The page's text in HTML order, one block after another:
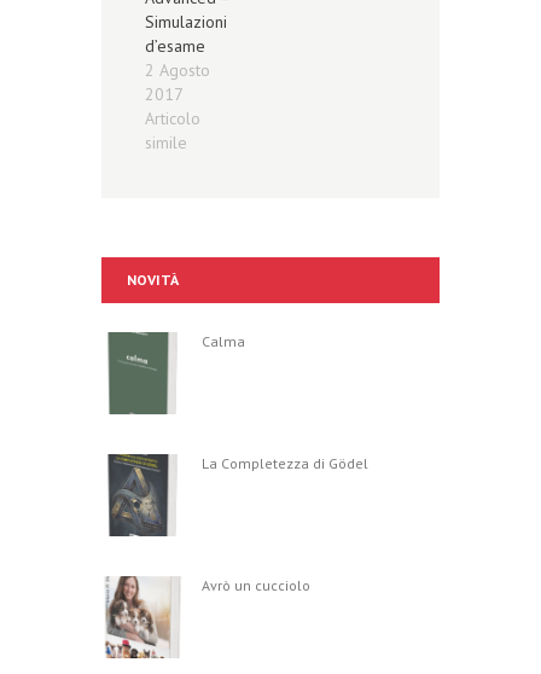
Simulazioni
d’esame
2 Agosto
2017
Articolo
simile
NOVITÀ
Calma
La Completezza di Gödel
Avrò un cucciolo